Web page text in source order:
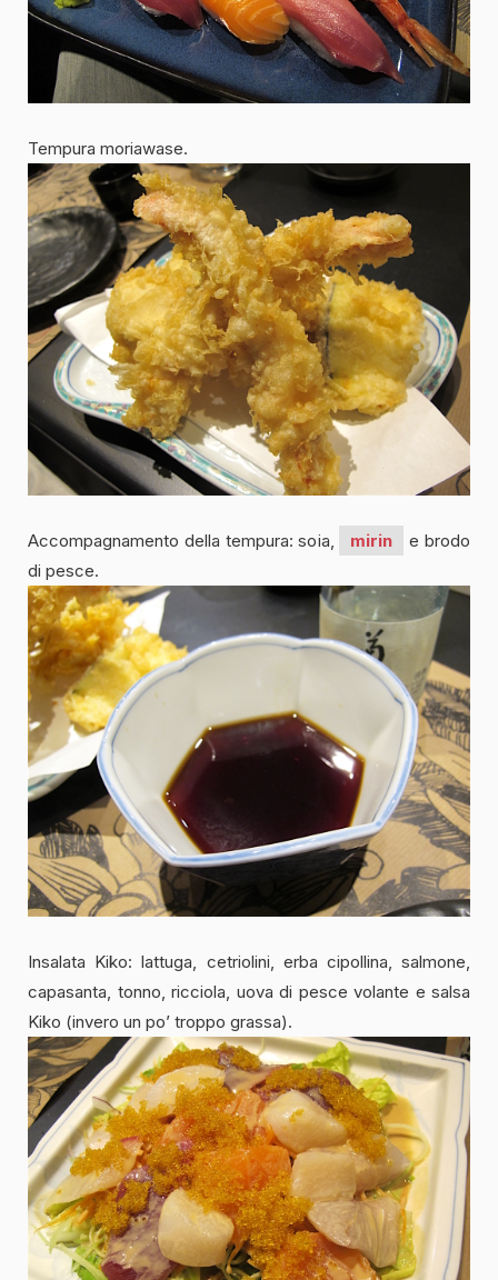
Tempura moriawase.
Accompagnamento della tempura: soia, mirin
e brodo
di pesce.
Insalata Kiko: lattuga, cetriolini, erba cipollina, salmone,
capasanta, tonno, ricciola, uova di pesce volante e salsa
Kiko (invero un po’ troppo grassa).